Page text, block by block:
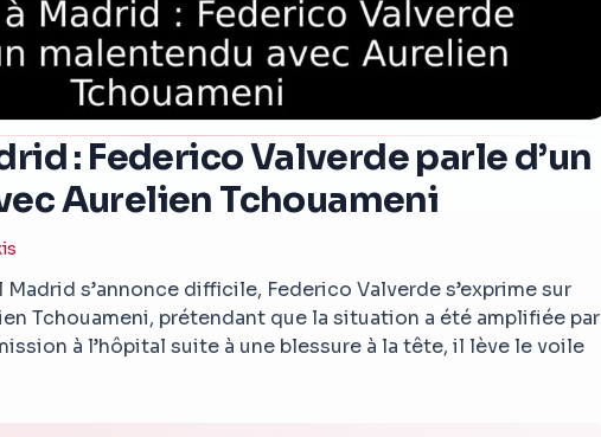
: Federico Valverde parle d’un
Aurelien Tchouameni
s’annonce difficile, Federico Valverde s’exprime sur
Tchouameni, prétendant que la situation a été amplifiée par
à l’hôpital suite à une blessure à la tête, il lève le voile